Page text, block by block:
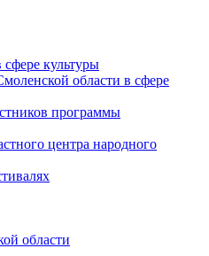
культуры
области в сфере
программы
центра народного
области